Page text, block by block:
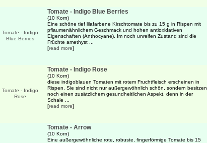
Tomate - Indigo Blue Berries
(10 Korn)
Eine schöne tief lilafarbene Kirschtomate bis zu 15 g in Rispen mit
pflaumenähnlichem Geschmack und hohen antioxidativen
Eigenschaften (Anthocyane). Im noch unreifen Zustand sind die
Früchte amethyst ...
[read more]
Tomate - Indigo Rose
(10 Korn)
diese indigoblauen Tomaten mit rotem Fruchtfleisch erscheinen in
Rispen. Sie sind nicht nur außergewöhnlich schön, sondern besitzen
noch einen zusätzlichem gesundheitlichen Aspekt, denn in der
Schale ...
[read more]
Tomate - Arrow
(10 Korn)
Eine außergewöhnliche rote, robuste, fingerförmige Tomate bis 15